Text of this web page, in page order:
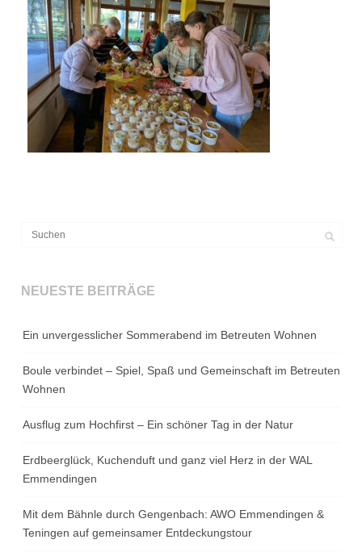
NEUESTE BEITRÄGE
Ein unvergesslicher Sommerabend im Betreuten Wohnen
Boule verbindet – Spiel, Spaß und Gemeinschaft im Betreuten
Wohnen
Ausflug zum Hochfirst – Ein schöner Tag in der Natur
Erdbeerglück, Kuchenduft und ganz viel Herz in der WAL
Emmendingen
Mit dem Bähnle durch Gengenbach: AWO Emmendingen &
Teningen auf gemeinsamer Entdeckungstour